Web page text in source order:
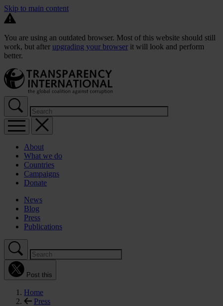
Skip to main content
You are using an outdated browser. Most of this website should still
work, but after upgrading your browser it will look and perform
better.
About
What we do
Countries
Campaigns
Donate
News
Blog
Press
Publications
Post this
Home
Press